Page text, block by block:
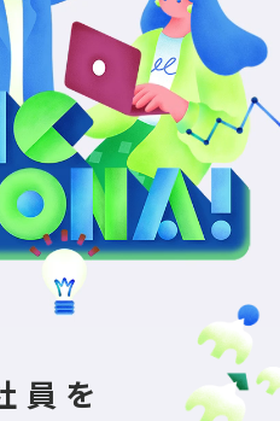
員を